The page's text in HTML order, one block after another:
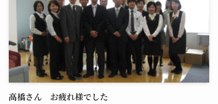
高橋さん お疲れ様でした